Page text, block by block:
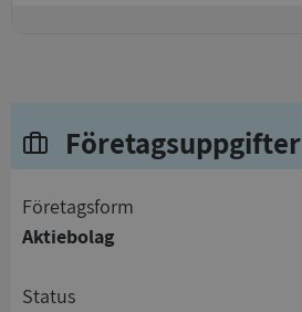
Företagsuppgifter
företagsform
Aktiebolag
status